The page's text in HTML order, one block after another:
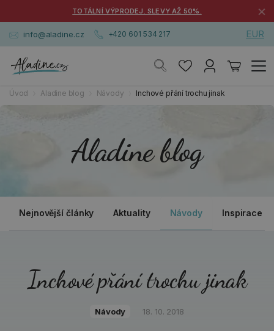
TOTÁLNÍ VÝPRODEJ. SLEVY AŽ 50%. ×
info@aladine.cz +420 601 534 217 EUR
Úvod Aladine blog Návody Inchové přání trochu jinak
Aladine blog
Nejnovější články Aktuality Návody Inspirace a
Inchové přání trochu jinak
Návody 18. 10. 2018